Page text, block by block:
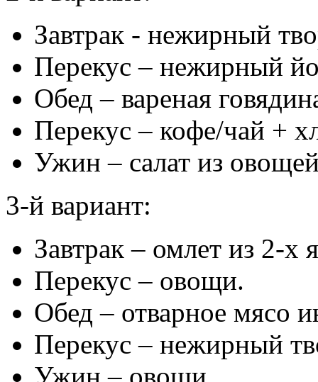
Завтрак - нежирный
Перекус – нежирный
Обед – вареная
Перекус – кофе/чай +
Ужин – салат из
3-й вариант:
Завтрак – омлет из 2-х
Перекус – овощи.
Обед – отварное мясо
Перекус – нежирный
Ужин – овощи.